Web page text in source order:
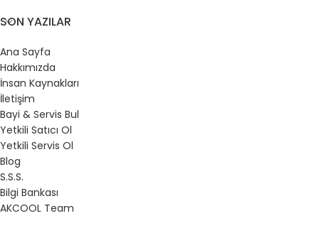
SON YAZILAR
Ana Sayfa
Hakkımızda
İnsan Kaynakları
İletişim
Bayi & Servis Bul
Yetkili Satıcı Ol
Yetkili Servis Ol
Blog
S.S.S.
Bilgi Bankası
AKCOOL Team